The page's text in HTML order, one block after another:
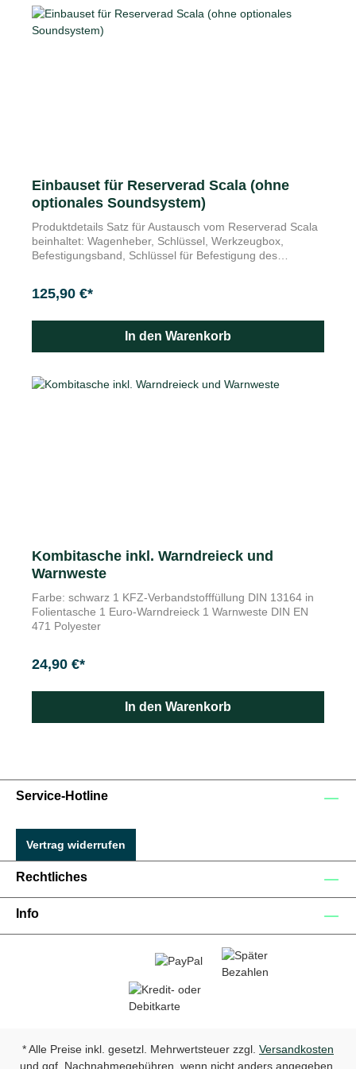
mm und ist mit einer roten Warnflagge mit 30 x 30 cm
Abmessung ausgestattet.
Einbauset für Reserverad Scala (ohne
optionales Soundsystem)
Produktdetails Satz für Austausch vom Reserverad Scala
beinhaltet: Wagenheber, Schlüssel, Werkzeugbox,
Befestigungsband, Schlüssel für Befestigung des
sowie eine Befestigungsmutter und einen
Innern des Reserverads platzieren lässt, sodass kein
weiteres Kofferraumvolumen benötigt wird.
125,90 €*
In den Warenkorb
Kombitasche inkl. Warndreieck und
Warnweste
Farbe: schwarz 1 KFZ-Verbandstofffüllung DIN 13164 in
Folientasche 1 Euro-Warndreieck 1 Warnweste DIN EN
471 Polyester
24,90 €*
In den Warenkorb
Service-Hotline
Vertrag widerrufen
Rechtliches
Info
* Alle Preise inkl. gesetzl. Mehrwertsteuer zzgl. Versandkosten
und ggf. Nachnahmegebühren, wenn nicht anders angegeben.